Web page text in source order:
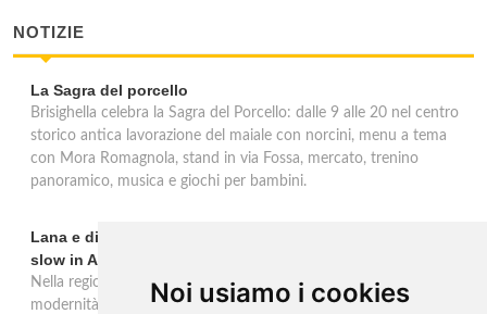
Noi usiamo i cookies
NOTIZIE
La Sagra del porcello
Brisighella celebra la Sagra del Porcello: dalle 9 alle 20 nel centro
storico antica lavorazione del maiale con norcini, menu a tema
con Mora Romagnola, stand in via Fossa, mercato, trenino
panoramico, musica e giochi per bambini.
Lana e dintorni: Törggelen, vini d'eccellenza e vacanze
slow in Alto Adige
Nella regione di Lana in Alto Adige tradizione contadina e
modernità si fondono in un'esperienza autentica. Törggelen nelle